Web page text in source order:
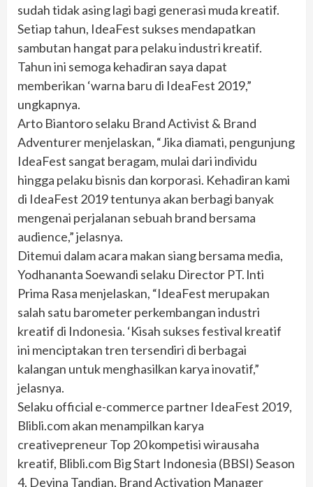
sudah tidak asing lagi bagi generasi muda kreatif.
Setiap tahun, IdeaFest sukses mendapatkan
sambutan hangat para pelaku industri kreatif.
Tahun ini semoga kehadiran saya dapat
memberikan ‘warna baru di IdeaFest 2019,”
ungkapnya.
Arto Biantoro selaku Brand Activist & Brand
Adventurer menjelaskan, “Jika diamati, pengunjung
IdeaFest sangat beragam, mulai dari individu
hingga pelaku bisnis dan korporasi. Kehadiran kami
di IdeaFest 2019 tentunya akan berbagi banyak
mengenai perjalanan sebuah brand bersama
audience,” jelasnya.
Ditemui dalam acara makan siang bersama media,
Yodhananta Soewandi selaku Director PT. lnti
Prima Rasa menjelaskan, “IdeaFest merupakan
salah satu barometer perkembangan industri
kreatif di Indonesia. ‘Kisah sukses festival kreatif
ini menciptakan tren tersendiri di berbagai
kalangan untuk menghasilkan karya inovatif,”
jelasnya.
Selaku official e-commerce partner IdeaFest 2019,
Blibli.com akan menampilkan karya
creativepreneur Top 20 kompetisi wirausaha
kreatif, Blibli.com Big Start Indonesia (BBSI) Season
4. Devina Tandian, Brand Activation Manager